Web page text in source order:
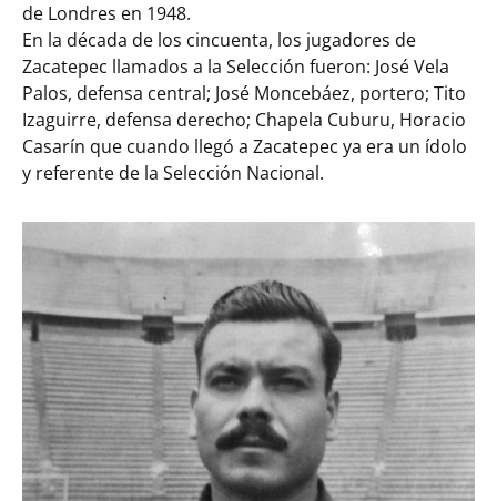
de Londres en 1948.
En la década de los cincuenta, los jugadores de
Zacatepec llamados a la Selección fueron: José Vela
Palos, defensa central; José Moncebáez, portero; Tito
Izaguirre, defensa derecho; Chapela Cuburu, Horacio
Casarín que cuando llegó a Zacatepec ya era un ídolo
y referente de la Selección Nacional.